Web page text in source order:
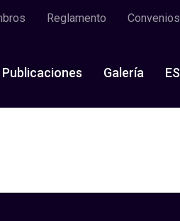
Reglamento Convenios
Publicaciones Galería ES